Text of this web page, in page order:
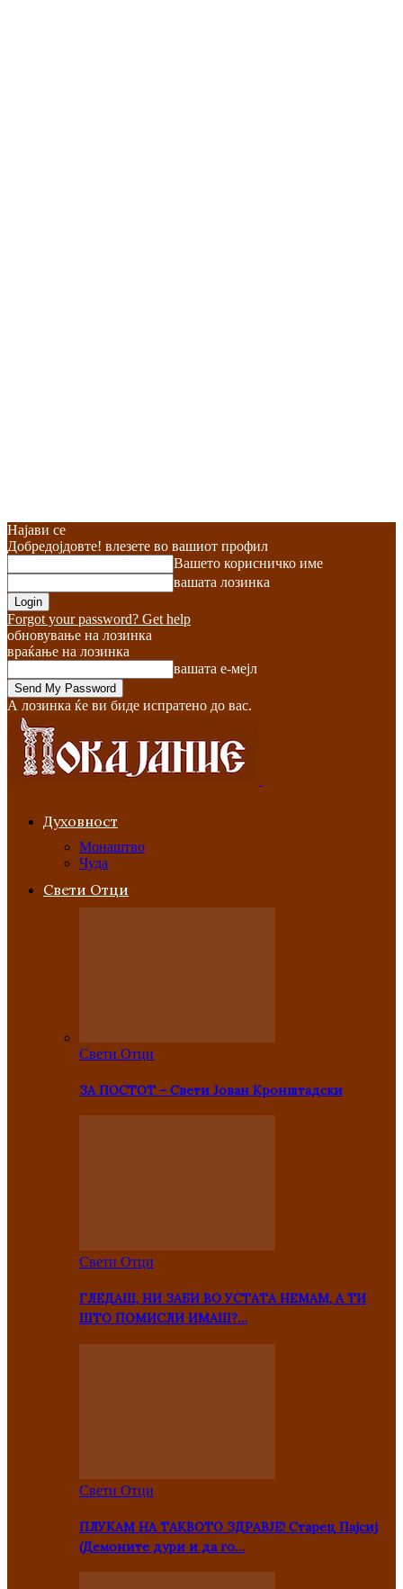
Најави се
Добредојдовте! влезете во вашиот профил
Вашето корисничко име
вашата лозинка
Forgot your password? Get help
обновување на лозинка
враќање на лозинка
вашата е-мејл
А лозинка ќе ви биде испратено до вас.
Духовност
Монаштво
Чуда
Свети Отци
Свети Отци
ЗА ПОСТОТ – Свети Јован Кронштадски
Свети Отци
ГЛЕДАШ, НИ ЗАБИ ВО УСТАТА НЕМАМ, А ТИ
ШТО ПОМИСЛИ ИМАШ?…
Свети Отци
ПЛУКАМ НА ТАКВОТО ЗДРАВЈЕ! Старец Пајсиј
(Демоните дури и да го…